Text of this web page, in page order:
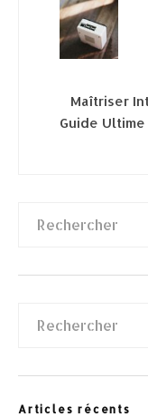
Maîtriser
Guide
Articles récents